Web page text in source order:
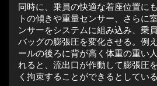
同時に、乗員の快適な着座位置に
トの傾きや重量センサー、さらに
ンサーをシステムに組み込み、乗
バッグの膨張圧を変化させる。例
ールの後ろに背が高く体重の重い
れると、流出口が作動して膨張圧
く拘束することができるとしている